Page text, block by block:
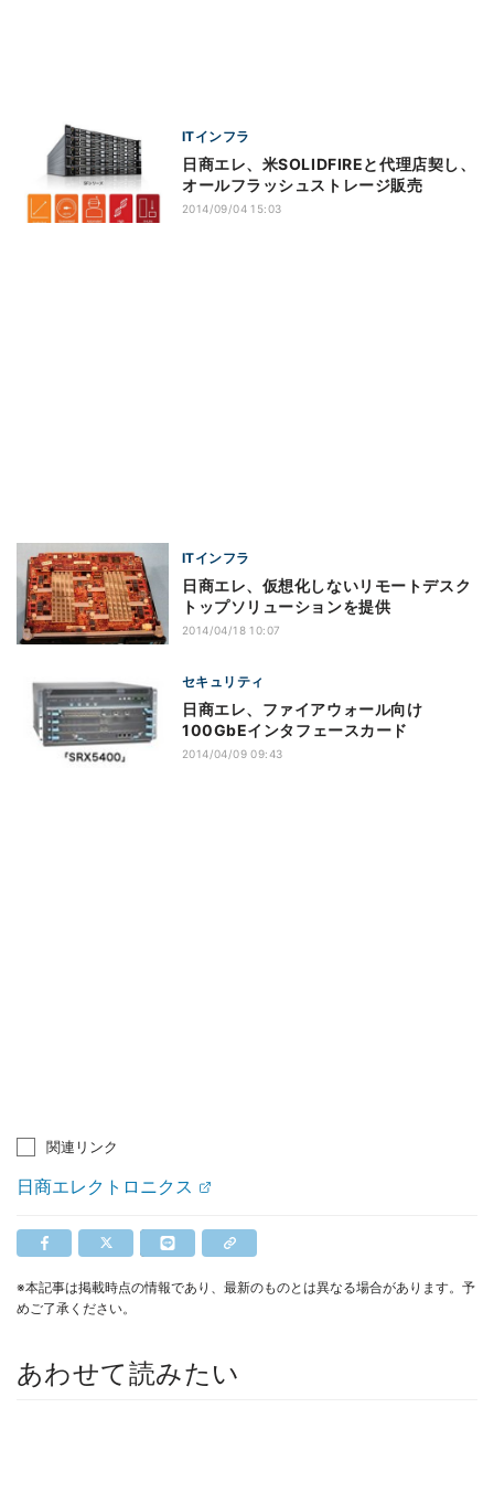
ITインフラ
日商エレ、米SOLIDFIREと代理店契し、
オールフラッシュストレージ販売
2014/09/04 15:03
ITインフラ
日商エレ、仮想化しないリモートデスク
トップソリューションを提供
2014/04/18 10:07
セキュリティ
日商エレ、ファイアウォール向け
100GbEインタフェースカード
2014/04/09 09:43
関連リンク
日商エレクトロニクス
※本記事は掲載時点の情報であり、最新のものとは異なる場合があります。予
めご了承ください。
あわせて読みたい